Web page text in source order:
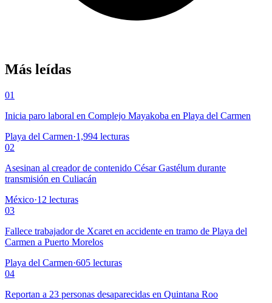
Más leídas
01
Inicia paro laboral en Complejo Mayakoba en Playa del Carmen
Playa del Carmen·1,994 lecturas
02
Asesinan al creador de contenido César Gastélum durante
transmisión en Culiacán
México·12 lecturas
03
Fallece trabajador de Xcaret en accidente en tramo de Playa del
Carmen a Puerto Morelos
Playa del Carmen·605 lecturas
04
Reportan a 23 personas desaparecidas en Quintana Roo